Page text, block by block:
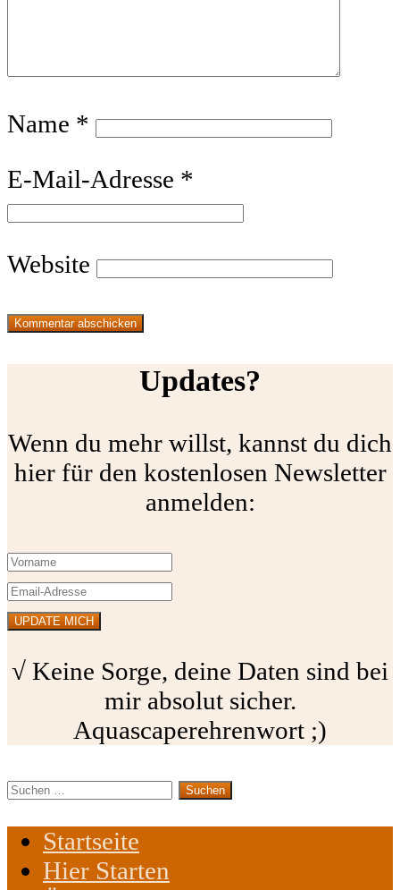
Name *
E-Mail-Adresse *
Website
Updates?
Wenn du mehr willst, kannst du dich
hier für den kostenlosen Newsletter
anmelden:
√ Keine Sorge, deine Daten sind bei
mir absolut sicher.
Aquascaperehrenwort ;)
Suchen
Startseite
Hier Starten